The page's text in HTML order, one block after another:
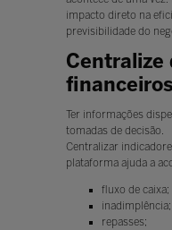
impacto direto na
previsibilidade do
Centralize
financeiros
Ter informações
tomadas de decisão.
Centralizar
plataforma ajuda a
fluxo de caixa;
inadimplência;
repasses;